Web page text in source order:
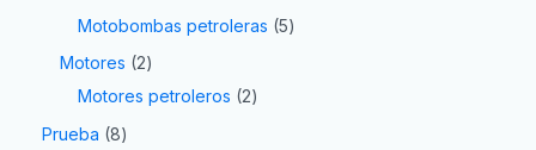
Motobombas petroleras 5
Motores
2
Motores petroleros
2
Prueba 8